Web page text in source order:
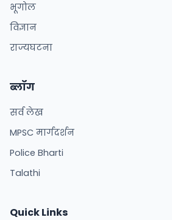
भूगोल
विज्ञान
राज्यघटना
ब्लॉग
सर्व लेख
MPSC मार्गदर्शन
Police Bharti
Talathi
Quick Links